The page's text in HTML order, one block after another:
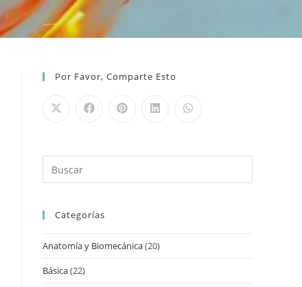
Por Favor, Comparte Esto
Categorías
Anatomía y Biomecánica(20)
Básica(22)